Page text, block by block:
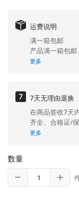
运费说明
满一箱包邮
产品满一箱包
用。港澳台地区
更多
7天无理由退换
在商品签收7天
齐全、合格证/
除产品性能故障
他原因导致的
更多
数量